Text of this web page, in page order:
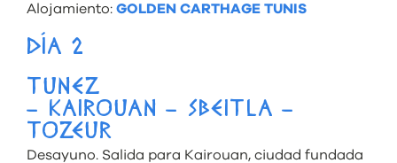
Alojamiento: GOLDEN CARTHAGE TUNIS
DÍA 2
TUNEZ
– KAIROUAN – SBEITLA –
TOZEUR
Desayuno. Salida para Kairouan, ciudad fundada